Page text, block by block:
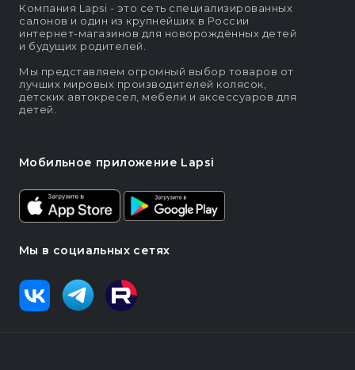
Компания Lapsi - это сеть специализированных
салонов и один из крупнейших в России
интернет-магазинов для новорождённых детей
и будущих родителей.
Мы представляем огромный выбор товаров от
лучших мировых производителей колясок,
детских автокресел, мебели и аксессуаров для
детей.
Мобильное приложение Lapsi
Мы в социальных сетях